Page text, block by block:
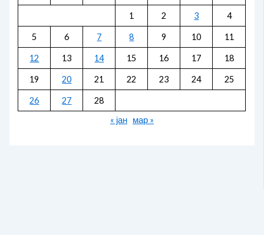
1 2 3 4
5 6 7 8 9 10 11
12 13 14 15 16 17 18
19 20 21 22 23 24 25
26 27
28
« јан мар »